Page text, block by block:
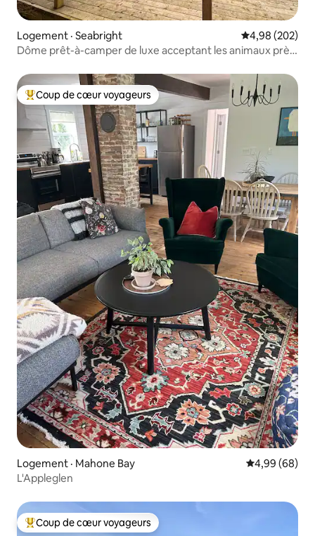
Logement · Seabright Note
4,98 (202)
Dôme prêt-à-camper de luxe acceptant les animaux près
Coup de cœur voyageurs parmi les plus aimés
Coup de cœur voyageurs
Logement · Mahone Bay Note
4,99 (68)
L'Appleglen
Coup de cœur voyageurs parmi les plus aimés
Coup de cœur voyageurs